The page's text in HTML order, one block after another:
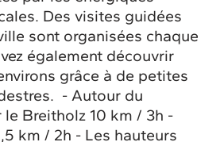
Des visites guidées
sont organisées chaque
également découvrir
grâce à de petites
- Autour du
Breitholz 10 km / 3h -
km / 2h - Les hauteurs